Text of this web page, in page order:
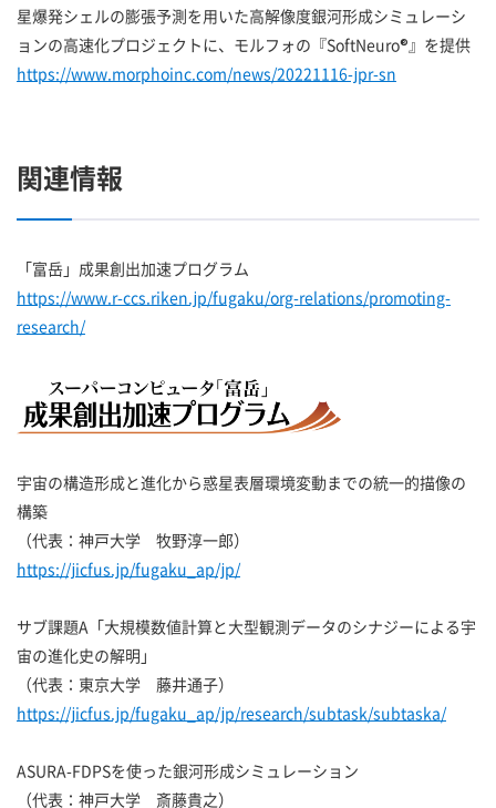
星爆発シェルの膨張予測を用いた高解像度銀河形成シミュレーシ
ョンの高速化プロジェクトに、モルフォの『SoftNeuro®』を提供
https://www.morphoinc.com/news/20221116-jpr-sn
関連情報
「富岳」成果創出加速プログラム
https://www.r-ccs.riken.jp/fugaku/org-relations/promoting-
research/
宇宙の構造形成と進化から惑星表層環境変動までの統一的描像の
構築
（代表：神戸大学 牧野淳一郎）
https://jicfus.jp/fugaku_ap/jp/
サブ課題A「大規模数値計算と大型観測データのシナジーによる宇
宙の進化史の解明」
（代表：東京大学 藤井通子）
https://jicfus.jp/fugaku_ap/jp/research/subtask/subtaska/
ASURA-FDPSを使った銀河形成シミュレーション
（代表：神戸大学 斎藤貴之）